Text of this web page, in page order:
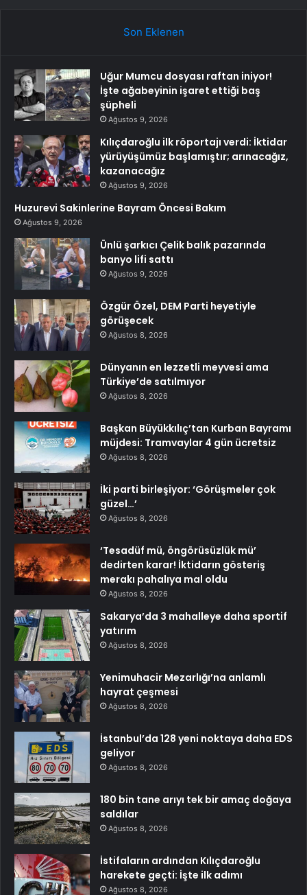
Son Eklenen
Uğur Mumcu dosyası raftan iniyor!
İşte ağabeyinin işaret ettiği baş
şüpheli
Ağustos 9, 2026
Kılıçdaroğlu ilk röportajı verdi: İktidar
yürüyüşümüz başlamıştır; arınacağız,
kazanacağız
Ağustos 9, 2026
Huzurevi Sakinlerine Bayram Öncesi Bakım
Ağustos 9, 2026
Ünlü şarkıcı Çelik balık pazarında
banyo lifi sattı
Ağustos 9, 2026
Özgür Özel, DEM Parti heyetiyle
görüşecek
Ağustos 8, 2026
Dünyanın en lezzetli meyvesi ama
Türkiye’de satılmıyor
Ağustos 8, 2026
Başkan Büyükkılıç’tan Kurban Bayramı
müjdesi: Tramvaylar 4 gün ücretsiz
Ağustos 8, 2026
İki parti birleşiyor: ‘Görüşmeler çok
güzel…’
Ağustos 8, 2026
‘Tesadüf mü, öngörüsüzlük mü’
dedirten karar! İktidarın gösteriş
merakı pahalıya mal oldu
Ağustos 8, 2026
Sakarya’da 3 mahalleye daha sportif
yatırım
Ağustos 8, 2026
Yenimuhacir Mezarlığı’na anlamlı
hayrat çeşmesi
Ağustos 8, 2026
İstanbul’da 128 yeni noktaya daha EDS
geliyor
Ağustos 8, 2026
180 bin tane arıyı tek bir amaç doğaya
saldılar
Ağustos 8, 2026
İstifaların ardından Kılıçdaroğlu
harekete geçti: İşte ilk adımı
Ağustos 8, 2026